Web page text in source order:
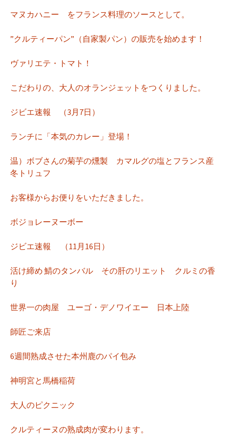
マヌカハニー をフランス料理のソースとして。
”クルティーパン”（自家製パン）の販売を始めます！
ヴァリエテ・トマト！
こだわりの、大人のオランジェットをつくりました。
ジビエ速報 （3月7日）
ランチに「本気のカレー」登場！
温）ボブさんの菊芋の燻製 カマルグの塩とフランス産
冬トリュフ
お客様からお便りをいただきました。
ボジョレーヌーボー
ジビエ速報 （11月16日）
活け締め 鯖のタンバル その肝のリエット クルミの香
り
世界一の肉屋 ユーゴ・デノワイエー 日本上陸
師匠ご来店
6週間熟成させた本州鹿のパイ包み
神明宮と馬橋稲荷
大人のピクニック
クルティーヌの熟成肉が変わります。